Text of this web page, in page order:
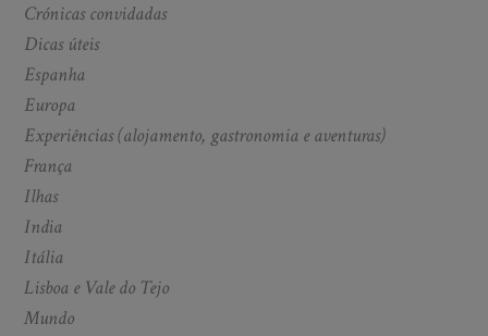
Crónicas convidadas
Dicas úteis
Espanha
Europa
Experiências (alojamento, gastronomia e aventuras)
França
Ilhas
India
Itália
Lisboa e Vale do Tejo
Mundo